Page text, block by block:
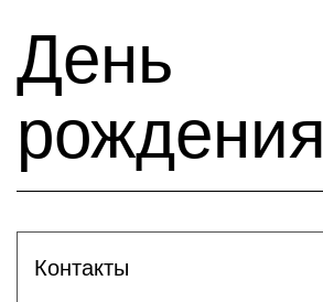
День
рождения
Контакты